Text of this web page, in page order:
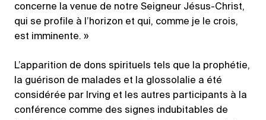
concerne la venue de notre Seigneur Jésus-Christ,
qui se profile à l’horizon et qui, comme je le crois,
est imminente. »
L’apparition de dons spirituels tels que la prophétie,
la guérison de malades et la glossolalie a été
considérée par Irving et les autres participants à la
conférence comme des signes indubitables de